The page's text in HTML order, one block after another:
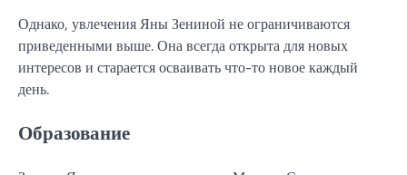
Однако, увлечения Яны Зениной не ограничиваются
приведенными выше. Она всегда открыта для новых
интересов и старается осваивать что-то новое каждый
день.
Образование